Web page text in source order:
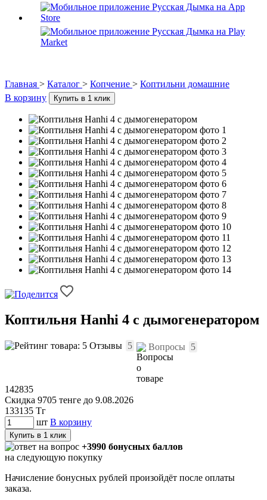
Главная > Каталог > Копчение > Коптильни домашние
В корзину
Купить в 1 клик
Коптильня Hanhi 4 с дымогенератором
Отзывы 5 Вопросы 5
142835
Скидка 9705 тенге до 9.08.2026
133135 Тг
шт В корзину
Купить в 1 клик
+3990 бонусных баллов
на следующую покупку
Начисление бонусных рублей произойдёт после оплаты
заказа.